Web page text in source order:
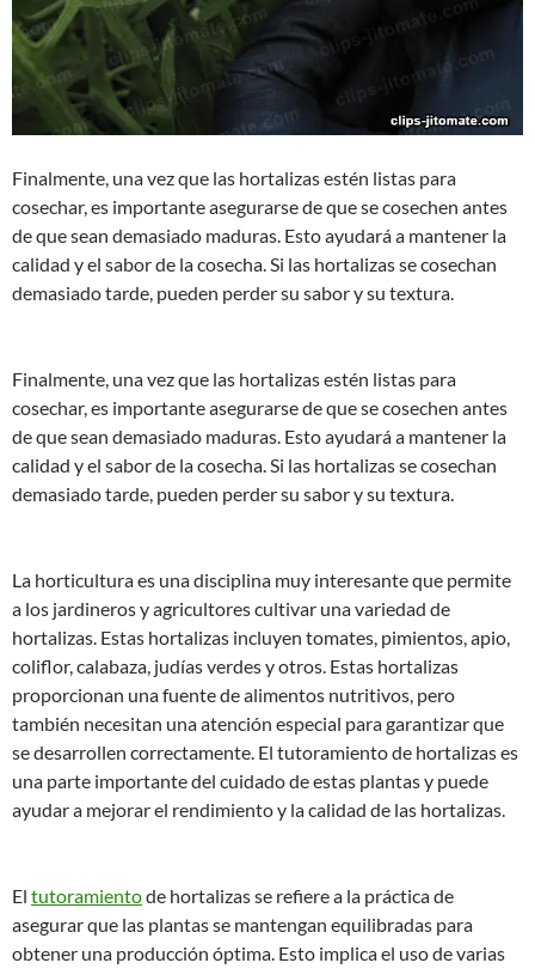
Finalmente, una vez que las hortalizas estén listas para
cosechar, es importante asegurarse de que se cosechen antes
de que sean demasiado maduras. Esto ayudará a mantener la
calidad y el sabor de la cosecha. Si las hortalizas se cosechan
demasiado tarde, pueden perder su sabor y su textura.
Finalmente, una vez que las hortalizas estén listas para
cosechar, es importante asegurarse de que se cosechen antes
de que sean demasiado maduras. Esto ayudará a mantener la
calidad y el sabor de la cosecha. Si las hortalizas se cosechan
demasiado tarde, pueden perder su sabor y su textura.
La horticultura es una disciplina muy interesante que permite
a los jardineros y agricultores cultivar una variedad de
hortalizas. Estas hortalizas incluyen tomates, pimientos, apio,
coliflor, calabaza, judías verdes y otros. Estas hortalizas
proporcionan una fuente de alimentos nutritivos, pero
también necesitan una atención especial para garantizar que
se desarrollen correctamente. El tutoramiento de hortalizas es
una parte importante del cuidado de estas plantas y puede
ayudar a mejorar el rendimiento y la calidad de las hortalizas.
El tutoramientode hortalizas se refiere a la práctica de
asegurar que las plantas se mantengan equilibradas para
obtener una producción óptima. Esto implica el uso de varias